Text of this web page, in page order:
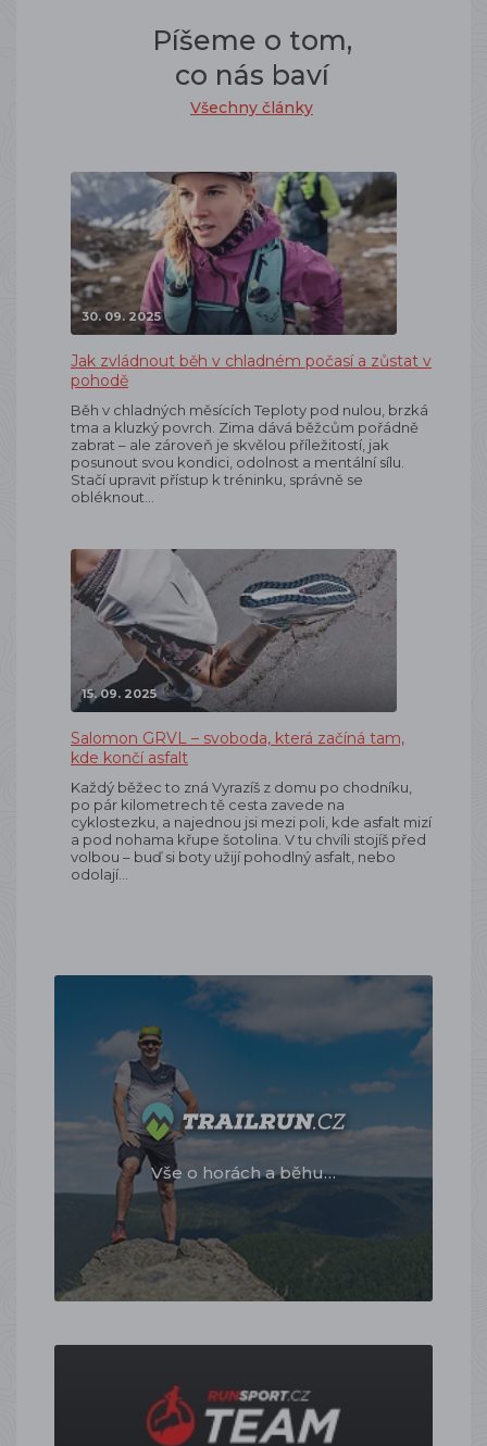
Píšeme o tom,
co nás baví
Všechny články
30. 09. 2025
Jak zvládnout běh v chladném počasí a zůstat v
pohodě
Běh v chladných měsících Teploty pod nulou, brzká
tma a kluzký povrch. Zima dává běžcům pořádně
zabrat – ale zároveň je skvělou příležitostí, jak
posunout svou kondici, odolnost a mentální sílu.
Stačí upravit přístup k tréninku, správně se
obléknout…
15. 09. 2025
Salomon GRVL – svoboda, která začíná tam,
kde končí asfalt
Každý běžec to zná Vyrazíš z domu po chodníku,
po pár kilometrech tě cesta zavede na
cyklostezku, a najednou jsi mezi poli, kde asfalt mizí
a pod nohama křupe šotolina. V tu chvíli stojíš před
volbou – buď si boty užijí pohodlný asfalt, nebo
odolají…
Vše o horách a běhu…